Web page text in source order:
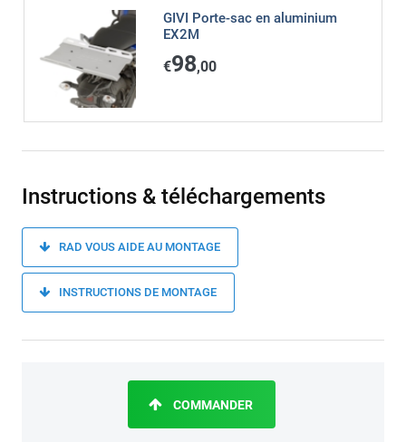
GIVI Porte-sac en aluminium
EX2M
€98,00
Instructions & téléchargements
RAD VOUS AIDE AU MONTAGE
INSTRUCTIONS DE MONTAGE
COMMANDER